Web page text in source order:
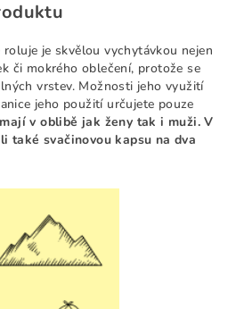
je skvělou vychytávkou nejen
či mokrého oblečení, protože se
vrstev. Možnosti jeho využití
jeho použití určujete pouze
v oblibě jak ženy tak i muži. V
také svačinovou kapsu na dva